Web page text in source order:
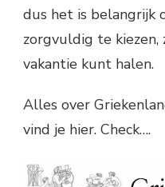
dus het is belangrijk
zorgvuldig te
vakantie kunt halen.
Alles over
vind je hier. Check….